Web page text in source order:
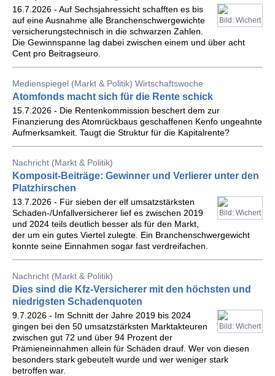
Bild: Wichert
16.7.2026 - Auf Sechsjahressicht schafften es bis
auf eine Ausnahme alle Branchenschwergewichte
versicherungstechnisch in die schwarzen Zahlen.
Die Gewinnspanne lag dabei zwischen einem und über acht
Cent pro Beitragseuro.
Medienspiegel (Markt & Politik) Wirtschaftswoche
Atomfonds macht sich für die Rente schick
15.7.2026 - Die Rentenkommission beschert dem zur
Finanzierung des Atomrückbaus geschaffenen Kenfo ungeahnte
Aufmerksamkeit. Taugt die Struktur für die Kapitalrente?
Nachricht (Markt & Politik)
Komposit-Beiträge: Gewinner und Verlierer unter den
Platzhirschen
Bild: Wichert
13.7.2026 - Für sieben der elf umsatzstärksten
Schaden-/Unfallversicherer lief es zwischen 2019
und 2024 teils deutlich besser als für den Markt,
der um ein gutes Viertel zulegte. Ein Branchenschwergewicht
konnte seine Einnahmen sogar fast verdreifachen.
Nachricht (Markt & Politik)
Dies sind die Kfz-Versicherer mit den höchsten und
niedrigsten Schadenquoten
Bild: Wichert
9.7.2026 - Im Schnitt der Jahre 2019 bis 2024
gingen bei den 50 umsatzstärksten Marktakteuren
zwischen gut 72 und über 94 Prozent der
Prämieneinnahmen allein für Schäden drauf. Wer von diesen
besonders stark gebeutelt wurde und wer weniger stark
betroffen war.